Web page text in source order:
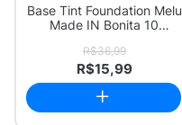
Base Tint Foundation Melu
Made IN Bonita 10
R$36,99
R$15,99